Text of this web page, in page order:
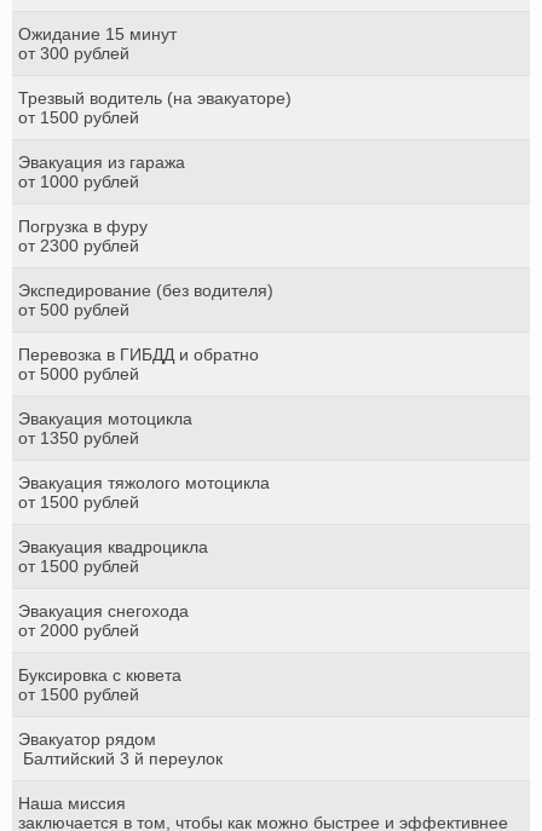
Ожидание 15 минут
от 300 рублей
Трезвый водитель (на эвакуаторе)
от 1500 рублей
Эвакуация из гаража
от 1000 рублей
Погрузка в фуру
от 2300 рублей
Экспедирование (без водителя)
от 500 рублей
Перевозка в ГИБДД и обратно
от 5000 рублей
Эвакуация мотоцикла
от 1350 рублей
Эвакуация тяжолого мотоцикла
от 1500 рублей
Эвакуация квадроцикла
от 1500 рублей
Эвакуация снегохода
от 2000 рублей
Буксировка с кювета
от 1500 рублей
Эвакуатор рядом
Балтийский 3 й переулок
Наша миссия
заключается в том, чтобы как можно быстрее и эффективнее